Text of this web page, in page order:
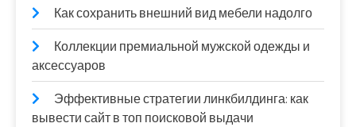
Как сохранить внешний вид мебели надолго
Коллекции премиальной мужской одежды и
аксессуаров
Эффективные стратегии линкбилдинга: как
вывести сайт в топ поисковой выдачи